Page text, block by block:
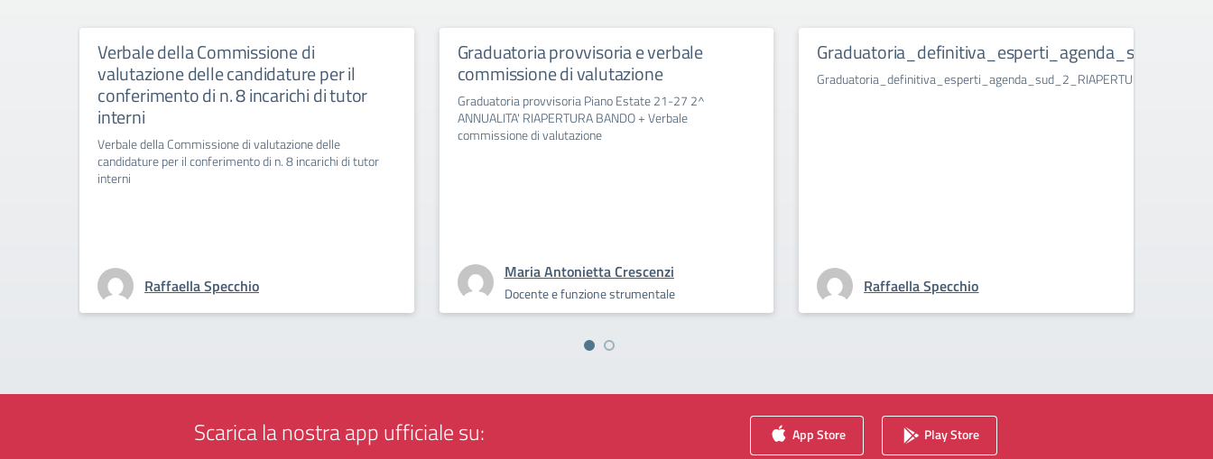
Verbale della Commissione di
valutazione delle candidature per il
conferimento di n. 8 incarichi di tutor
interni
Verbale della Commissione di valutazione delle
candidature per il conferimento di n. 8 incarichi di tutor
interni
Raffaella Specchio
Graduatoria provvisoria e verbale
commissione di valutazione
Graduatoria provvisoria Piano Estate 21-27 2^
ANNUALITA' RIAPERTURA BANDO + Verbale
commissione di valutazione
Maria Antonietta Crescenzi
Docente e funzione strumentale
Graduatoria_definitiva_esperti_agenda_sud_2_RIAPERTURA.pdf.pades
Raffaella Specchio
Scarica la nostra app ufficiale su: App Store Play Store